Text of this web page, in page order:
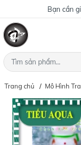
Bạn cần
Trang chủ Mô Hình